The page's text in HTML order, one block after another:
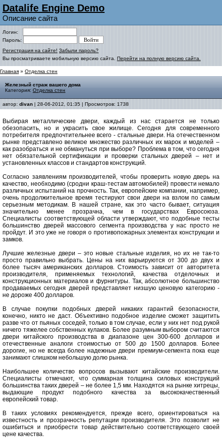
Datalife Engine Demo
Описание сайта
Логин:
Пароль:
Регистрация на сайте! Забыли пароль?
Вы просматриваете мобильную версию сайта. Перейти на полную версию сайта.
Главная » Отделка стен
Железный страж вашего дома
Категория: Отделка стен
автор: divan | 28-06-2012, 01:35 | Просмотров: 1738
Выбирая металлические двери, каждый из нас старается не только
обезопасить, но и украсить свое жилище. Сегодня для современного
потребителя предпочтительнее всего - стальные двери. На отечественном
рынке представлено великое множество различных их марок и моделей –
как разобраться и не обмануться при выборе? Проблема в том, что сегодня
нет обязательной сертификации и проверки стальных дверей – нет и
установленных классов и стандартов конструкций.
Согласно заявлениям производителей, чтобы проверить новую дверь на
качество, необходимо (сродни краш-тестам автомобилей) провести немало
различных испытаний на прочность. Так, европейские компании, например,
очень продолжительное время тестируют свои двери на взлом по самым
серьезным методикам. В нашей стране, как это часто бывает, ситуация
значительно менее прозрачна, чем в государствах Евросоюза.
Специалисты соответствующей области утверждают, что подобные тесты
большинство дверей массового сегмента производства у нас просто не
пройдут. И это уже не говоря о противопожарных элементах конструкции и
замков.
Лучшие железные двери – это новые стальные изделия, но их не так-то
просто правильно выбрать. Цены на них варьируются от 300 до двух и
более тысяч американских долларов. Стоимость зависит от авторитета
производителя, применяемых технологий, качества отделочных и
конструкционных материалов и фурнитуры. Так, абсолютное большинство
продаваемых сегодня дверей представляет низшую ценовую категорию -
не дороже 400 долларов.
В случае покупки подобных дверей никаких гарантий безопасности,
конечно, никто не даст. Объективно подобное изделие сможет защитить
разве что от пьяных соседей, только в том случае, если у них нет под рукой
ничего тяжелее собственных кулаков. Более разумным выбором считаются
двери китайского производства в диапазоне цен 300-600 долларов и
отечественные аналоги стоимостью от 500 до 1500 долларов. Более
дорогие, но не всегда более надежные двери премиум-сегмента пока еще
занимают слишком небольшую долю рынка.
Наибольшее количество вопросов вызывают китайские производители.
Специалисты отмечают, что суммарная толщина силовых конструкций
большинства таких дверей – не более 1,5 мм. Находятся на рынке хитрецы,
выдающие продукт подобного качества за высококачественный
европейский товар.
В таких условиях рекомендуется, прежде всего, ориентироваться на
известность и прозрачность репутации производителя. Это позволит не
ошибиться и приобрести товар действительно соответствующего своей
цене качества.